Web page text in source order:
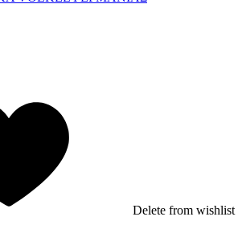
Delete from wishlist